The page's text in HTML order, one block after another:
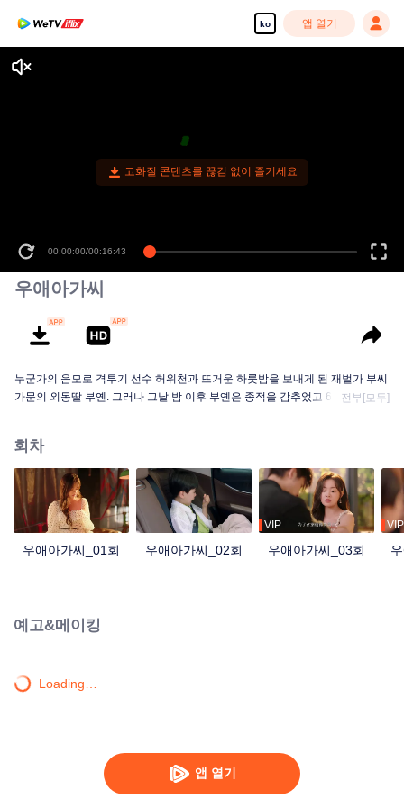
ko 앱 열기
앱 열기
고화질 콘텐츠를 끊김 없이 즐기세요
00:00:00/00:16:43
우애아가씨
누군가의 음모로 격투기 선수 허위천과 뜨거운 하룻밤을 보내게 된 재벌가 부씨
가문의 외동딸 부옌. 그러나 그날 밤 이후 부옌은 종적을 감추었고 6년 만에 쌍
로 한다. 계약 결혼을 하기로 한 두 사람은 진짜로 사랑에 빠지게 되는데... 그리
고 베일에 싸여있던 숨겨진 진실도 서서히 수면 위로 드러난다.
전부[모두]
회차
우애아가씨_01회 우애아가씨_02회
VIP
우애아가씨_03회
VIP
예고&메이킹
Loading…